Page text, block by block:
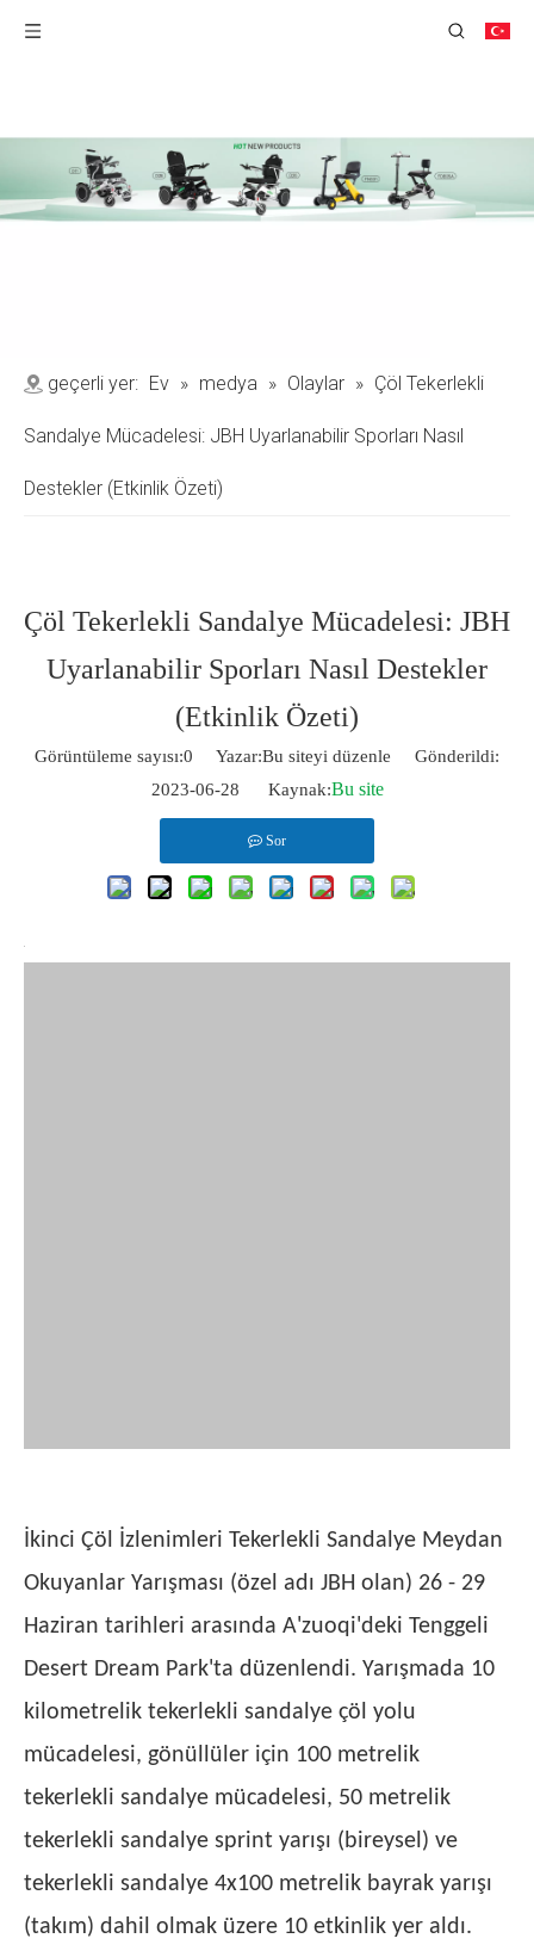
geçerli yer: Ev » medya » Olaylar » Çöl Tekerlekli
Sandalye Mücadelesi: JBH Uyarlanabilir Sporları Nasıl
Destekler (Etkinlik Özeti)
Çöl Tekerlekli Sandalye Mücadelesi: JBH
Uyarlanabilir Sporları Nasıl Destekler
(Etkinlik Özeti)
Görüntüleme sayısı:0 Yazar:Bu siteyi düzenle Gönderildi:
2023-06-28 Kaynak:Bu site
Sor
İkinci Çöl İzlenimleri Tekerlekli Sandalye Meydan
Okuyanlar Yarışması (özel adı JBH olan) 26 - 29
Haziran tarihleri ​​arasında A'zuoqi'deki Tenggeli
Desert Dream Park'ta düzenlendi. Yarışmada 10
kilometrelik tekerlekli sandalye çöl yolu
mücadelesi, gönüllüler için 100 metrelik
tekerlekli sandalye mücadelesi, 50 metrelik
tekerlekli sandalye sprint yarışı (bireysel) ve
tekerlekli sandalye 4x100 metrelik bayrak yarışı
(takım) dahil olmak üzere 10 etkinlik yer aldı.